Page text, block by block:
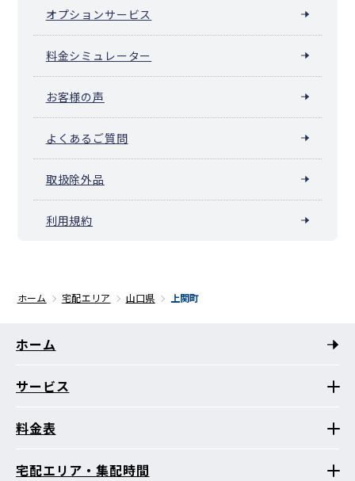
オプションサービス
料金シミュレーター
お客様の声
よくあるご質問
取扱除外品
利用規約
ホーム 宅配エリア 山口県 上関町
ホーム
サービス
料金表
宅配エリア・集配時間